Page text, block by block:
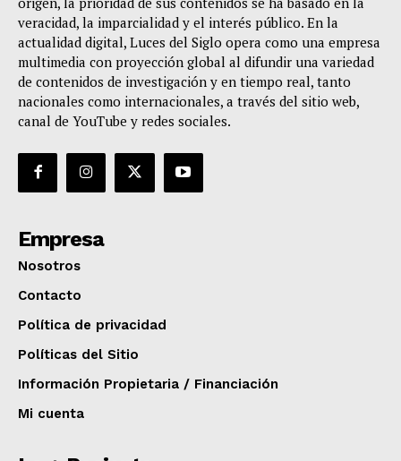
veracidad, la imparcialidad y el interés público. En la
actualidad digital, Luces del Siglo opera como una empresa
multimedia con proyección global al difundir una variedad
de contenidos de investigación y en tiempo real, tanto
nacionales como internacionales, a través del sitio web,
canal de YouTube y redes sociales.
Empresa
Nosotros
Contacto
Política de privacidad
Políticas del Sitio
Información Propietaria / Financiación
Mi cuenta